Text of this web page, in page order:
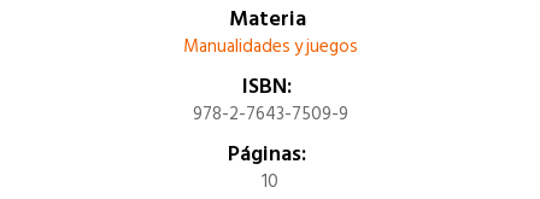
Materia
Manualidades y juegos
ISBN:
978-2-7643-7509-9
Páginas:
10